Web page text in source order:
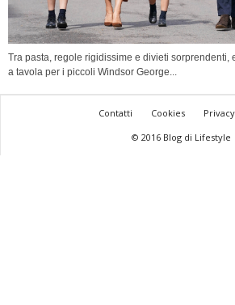
Tra pasta, regole rigidissime e divieti sorprendenti,
a tavola per i piccoli Windsor George...
Contatti Cookies
© 2016 Blog di Lifestyle